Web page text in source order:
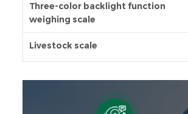
Three-color backlight function
weighing scale
Livestock scale